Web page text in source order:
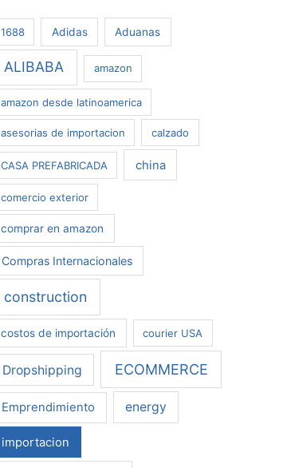
1688 Adidas Aduanas
ALIBABA amazon
amazon desde latinoamerica
asesorias de importacion calzado
CASA PREFABRICADA china
comercio exterior
comprar en amazon
Compras Internacionales
construction
costos de importación courier USA
Dropshipping ECOMMERCE
Emprendimiento energy
importacion